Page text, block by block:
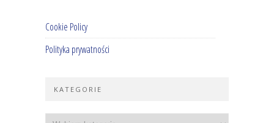
Cookie Policy
Polityka prywatności
KATEGORIE